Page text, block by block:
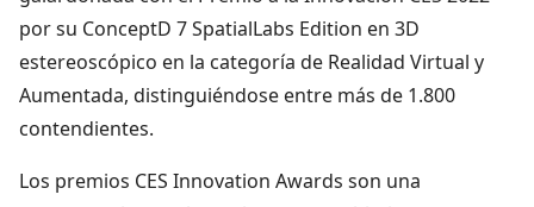
por su ConceptD 7 SpatialLabs Edition en 3D
estereoscópico en la categoría de Realidad Virtual y
Aumentada, distinguiéndose entre más de 1.800
contendientes.
Los premios CES Innovation Awards son una